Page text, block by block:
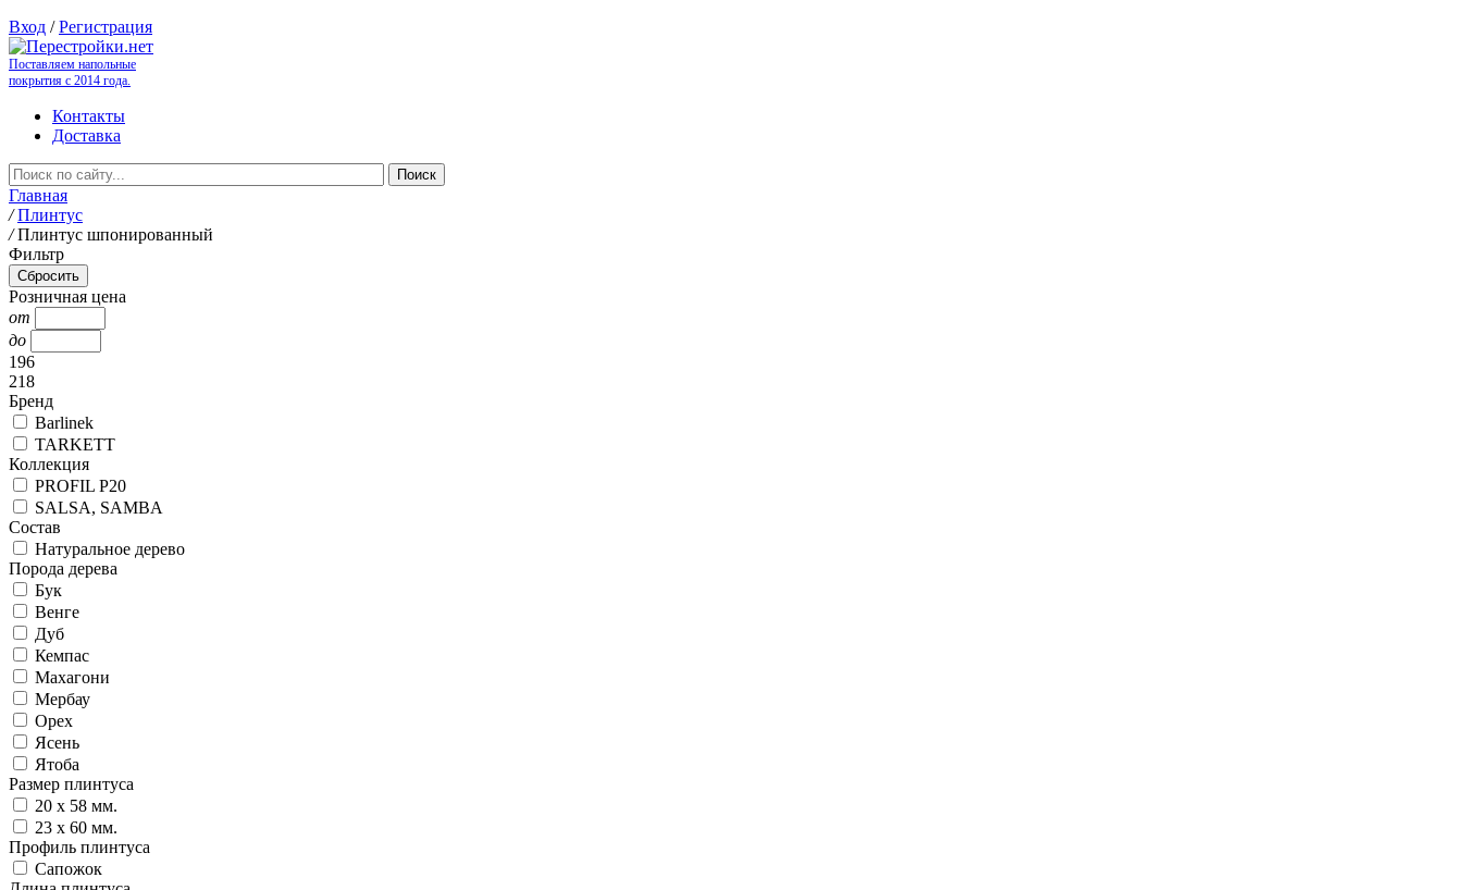
Вход /Регистрация
Поставляем напольные
покрытия с 2014 года.
Контакты
Доставка
Главная
/ Плинтус
/ Плинтус шпонированный
Фильтр
Розничная цена
от
до
196
218
Бренд
Barlinek
TARKETT
Коллекция
PROFIL P20
SALSA, SAMBA
Состав
Натуральное дерево
Порода дерева
Бук
Венге
Дуб
Кемпас
Махагони
Мербау
Орех
Ясень
Ятоба
Размер плинтуса
20 x 58 мм.
23 x 60 мм.
Профиль плинтуса
Сапожок